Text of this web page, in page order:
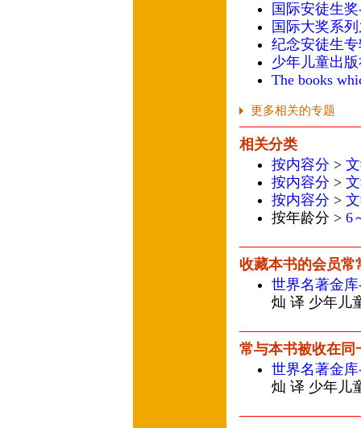
国际安徒生
国际大奖系
纪念安徒生
少年儿童出
The books
更多相关的专题
相关分类
按内容分 >
按内容分 >
按内容分 >
按年龄分 > 6
收藏本书的会员常
世界名著金
灿 译 少年儿
常与本书被收在同
世界名著金
灿 译 少年儿